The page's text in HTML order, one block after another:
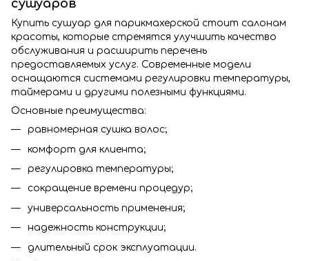
сушуаров
Купить сушуар для парикмахерской стоит салонам
красоты, которые стремятся улучшить качество
обслуживания и расширить перечень
предоставляемых услуг. Современные модели
оснащаются системами регулировки температуры,
таймерами и другими полезными функциями.
Основные преимущества:
равномерная сушка волос;
комфорт для клиента;
регулировка температуры;
сокращение времени процедур;
универсальность применения;
надежность конструкции;
длительный срок эксплуатации.